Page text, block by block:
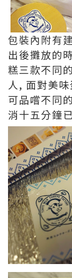
包裝內附有
出後攤放的
糕三款不同
人, 面對美
可品嚐不同
消十五分鐘